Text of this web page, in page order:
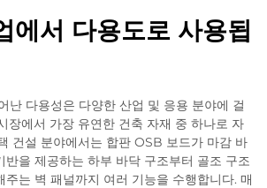
에서 다용도로 사용됩
난 다용성은 다양한 산업 및 응용 분야에 걸
장에서 가장 유연한 건축 자재 중 하나로 자
건설 분야에서는 합판 OSB 보드가 마감 바
반을 제공하는 하부 바닥 구조부터 골조 구조
주는 벽 패널까지 여러 기능을 수행합니다. 매